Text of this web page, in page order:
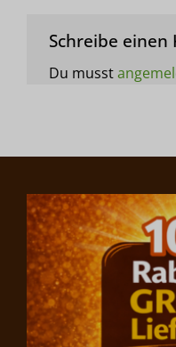
Schreibe
Du musst